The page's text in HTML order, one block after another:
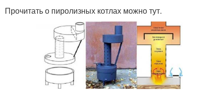
Прочитать о пиролизных котлах можно тут.